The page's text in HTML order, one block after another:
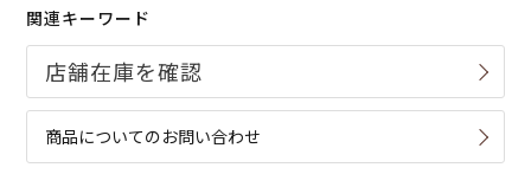
関連キーワード
商品についてのお問い合わせ